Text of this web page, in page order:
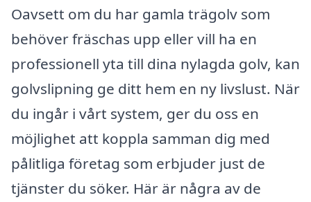
Oavsett om du har gamla trägolv som
behöver fräschas upp eller vill ha en
professionell yta till dina nylagda golv, kan
golvslipning ge ditt hem en ny livslust. När
du ingår i vårt system, ger du oss en
möjlighet att koppla samman dig med
pålitliga företag som erbjuder just de
tjänster du söker. Här är några av de